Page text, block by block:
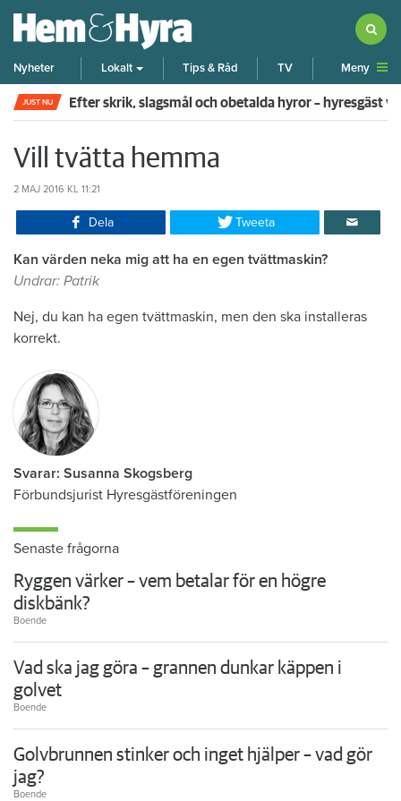
Nyheter Lokalt Tips & Råd TV Meny
JUST NU Efter skrik, slagsmål och obetalda hyror – hyresgäst
Vill tvätta hemma
2 MAJ 2016 KL 11:21
Dela Tweeta
Kan värden neka mig att ha en egen tvättmaskin?
Undrar: Patrik
Nej, du kan ha egen tvättmaskin, men den ska installeras
korrekt.
Svarar: Susanna Skogsberg
Förbundsjurist Hyresgästföreningen
Senaste frågorna
Ryggen värker – vem betalar för en högre
diskbänk?
Boende
Vad ska jag göra – grannen dunkar käppen i
golvet
Boende
Golvbrunnen stinker och inget hjälper – vad gör
jag?
Boende